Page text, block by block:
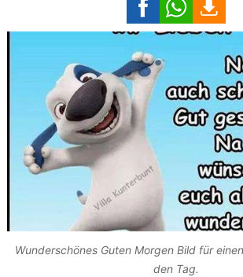
Wunderschönes Guten Morgen Bild für
den Tag.